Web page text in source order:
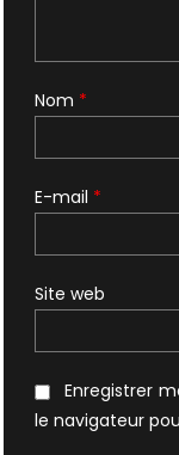
Nom *
E-mail *
Site web
Enregistrer
le navigateur